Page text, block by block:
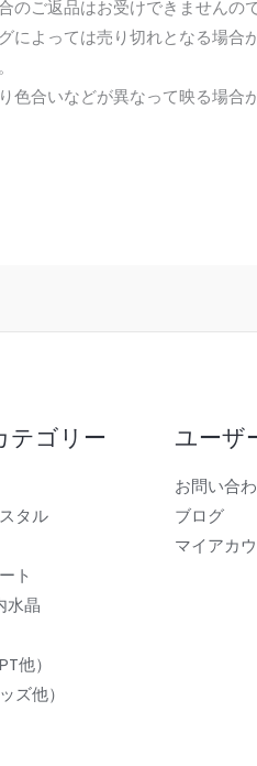
のご返品はお受けできませんの
によっては売り切れとなる場
合いなどが異なって映る場合
テゴリー
タル
ト
水晶
他）
ズ他）
ユーザ
お問い合
ブログ
マイアカ